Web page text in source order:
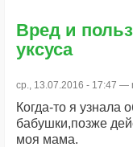
Вред и
уксуса
ср., 13.07.2016 - 17:47 —
Когда-то я узнала
бабушки,позже
моя мама.